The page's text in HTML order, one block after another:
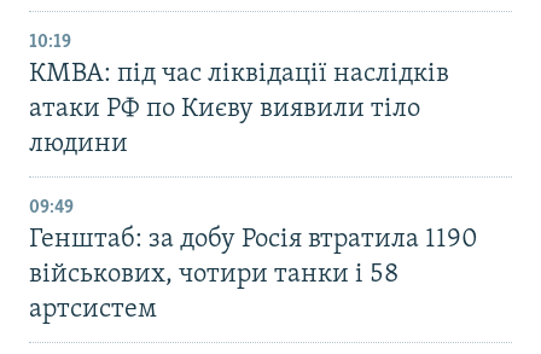
10:19
КМВА: під час ліквідації наслідків
атаки РФ по Києву виявили тіло
людини
09:49
Генштаб: за добу Росія втратила 1190
військових, чотири танки і 58
артсистем